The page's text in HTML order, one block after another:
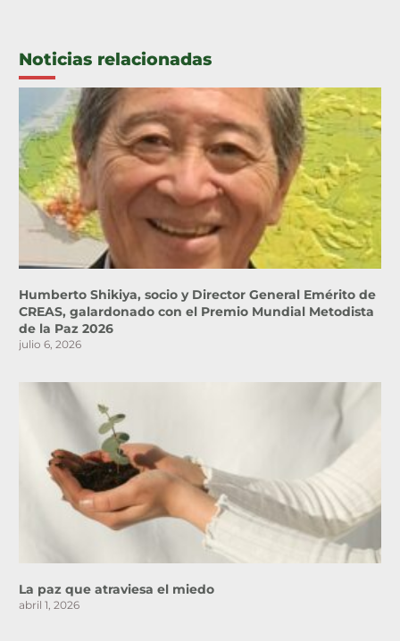
Noticias relacionadas
Humberto Shikiya, socio y Director General Emérito de
CREAS, galardonado con el Premio Mundial Metodista
de la Paz 2026
julio 6, 2026
La paz que atraviesa el miedo
abril 1, 2026